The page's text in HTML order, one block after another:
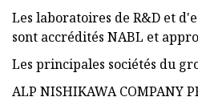
Les laboratoires de R&D et
sont accrédités NABL et
Les principales sociétés du
ALP NISHIKAWA COMPANY